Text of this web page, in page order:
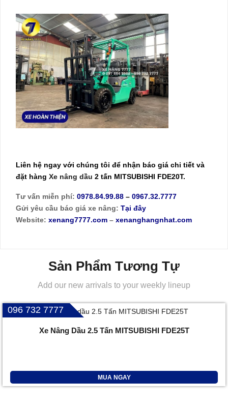
Liên hệ ngay với chúng tôi để nhận báo giá chi tiết và
đặt hàng Xe nâng dầu 2 tấn MITSUBISHI FDE20T.
Tư vấn miễn phí: 0978.84.99.88 – 0967.32.7777
Gửi yêu cầu báo giá xe nâng: Tại đây
Website: xenang7777.com – xenanghangnhat.com
Sản Phẩm Tương Tự
Add our new arrivals to your weekly lineup
096 732 7777
Xe Nâng Dầu 2.5 Tấn MITSUBISHI FDE25T
MUA NGAY